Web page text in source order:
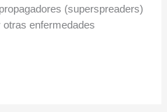
(superspreaders)
enfermedades